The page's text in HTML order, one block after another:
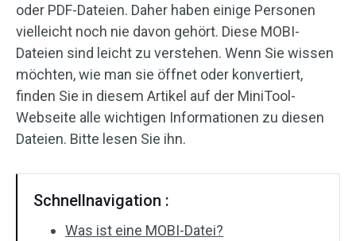
oder PDF-Dateien. Daher haben einige Personen
vielleicht noch nie davon gehört. Diese MOBI-
Dateien sind leicht zu verstehen. Wenn Sie wissen
möchten, wie man sie öffnet oder konvertiert,
finden Sie in diesem Artikel auf der MiniTool-
Webseite alle wichtigen Informationen zu diesen
Dateien. Bitte lesen Sie ihn.
Schnellnavigation :
Was ist eine MOBI-Datei?